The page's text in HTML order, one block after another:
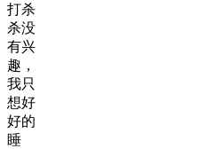
打杀
杀没
有兴
趣，
我只
想好
好的
睡